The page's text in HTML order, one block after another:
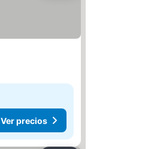
Ver precios